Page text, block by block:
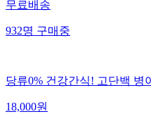
무료배송
932명 구매중
당류0% 건강간식! 고단백 병
18,000원